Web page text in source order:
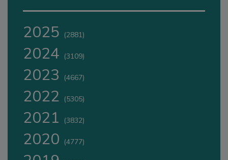
2025 (2881)
2024 (3109)
2023 (4667)
2022 (5305)
2021 (3832)
2020 (4777)